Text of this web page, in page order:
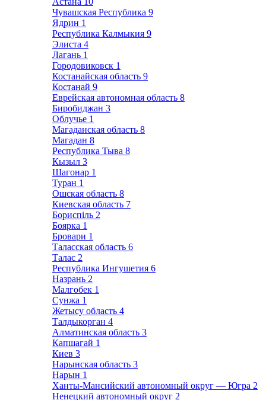
Чувашская Республика 9
Ядрин 1
Республика Калмыкия 9
Элиста 4
Лагань 1
Городовиковск 1
Костанайская область 9
Костанай 9
Еврейская автономная область 8
Биробиджан 3
Облучье 1
Магаданская область 8
Магадан 8
Республика Тыва 8
Кызыл 3
Шагонар 1
Туран 1
Ошская область 8
Киевская область 7
Бориспіль 2
Боярка 1
Бровари 1
Таласская область 6
Талас 2
Республика Ингушетия 6
Назрань 2
Малгобек 1
Сунжа 1
Жетысу область 4
Талдыкорган 4
Алматинская область 3
Капшагай 1
Киев 3
Нарынская область 3
Нарын 1
Ханты-Мансийский автономный округ — Югра 2
Ненецкий автономный округ 2